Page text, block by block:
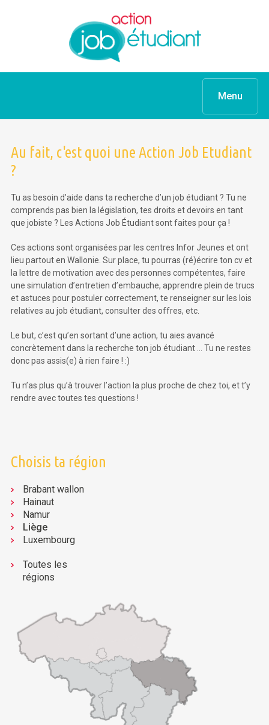
Menu
Au fait, c'est quoi une Action Job Etudiant
?
Tu as besoin d’aide dans ta recherche d’un job étudiant ? Tu ne
comprends pas bien la législation, tes droits et devoirs en tant
que jobiste ? Les Actions Job Étudiant sont faites pour ça !
Ces actions sont organisées par les centres Infor Jeunes et ont
lieu partout en Wallonie. Sur place, tu pourras (ré)écrire ton cv et
la lettre de motivation avec des personnes compétentes, faire
une simulation d’entretien d’embauche, apprendre plein de trucs
et astuces pour postuler correctement, te renseigner sur les lois
relatives au job étudiant, consulter des offres, etc.
Le but, c’est qu’en sortant d’une action, tu aies avancé
concrètement dans la recherche ton job étudiant … Tu ne restes
donc pas assis(e) à rien faire ! :)
Tu n’as plus qu’à trouver l’action la plus proche de chez toi, et t’y
rendre avec toutes tes questions !
Choisis ta région
Brabant wallon
Hainaut
Namur
Liège
Luxembourg
Toutes les
régions